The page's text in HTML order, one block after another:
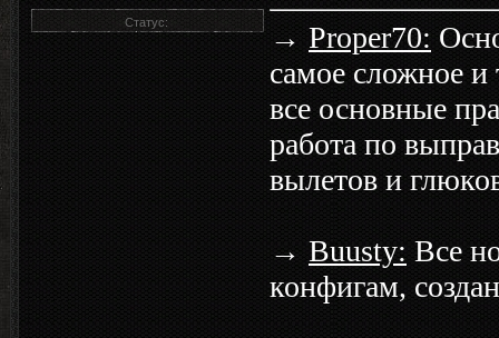
Статус:
→ Proper70:
самое сложное
все основные
работа по
вылетов и
→ Buusty: Все
конфигам,